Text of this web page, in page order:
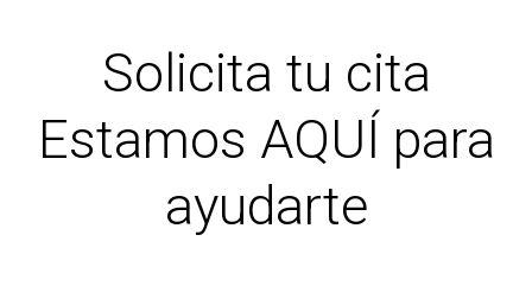
Solicita tu cita
Estamos AQUÍ para
ayudarte